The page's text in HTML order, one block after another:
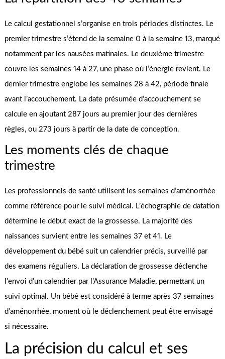
Le calcul gestationnel s’organise en trois périodes distinctes. Le
premier trimestre s’étend de la semaine 0 à la semaine 13, marqué
notamment par les nausées matinales. Le deuxième trimestre
couvre les semaines 14 à 27, une phase où l’énergie revient. Le
dernier trimestre englobe les semaines 28 à 42, période finale
avant l’accouchement. La date présumée d’accouchement se
calcule en ajoutant 287 jours au premier jour des dernières
règles, ou 273 jours à partir de la date de conception.
Les moments clés de chaque
trimestre
Les professionnels de santé utilisent les semaines d’aménorrhée
comme référence pour le suivi médical. L’échographie de datation
détermine le début exact de la grossesse. La majorité des
naissances survient entre les semaines 37 et 41. Le
développement du bébé suit un calendrier précis, surveillé par
des examens réguliers. La déclaration de grossesse déclenche
l’envoi d’un calendrier par l’Assurance Maladie, permettant un
suivi optimal. Un bébé est considéré à terme après 37 semaines
d’aménorrhée, moment où le déclenchement peut être envisagé
si nécessaire.
La précision du calcul et ses